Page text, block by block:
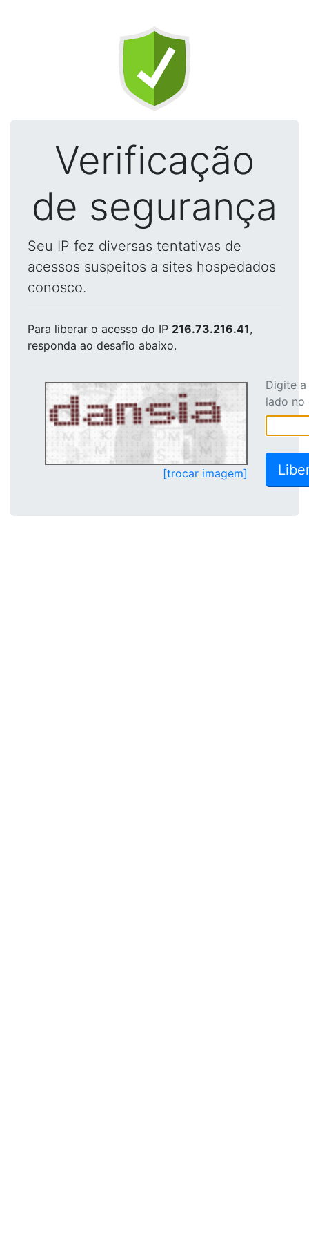
Verificação
de segurança
Seu IP fez diversas tentativas de
acessos suspeitos a sites hospedados
conosco.
Para liberar o acesso do IP 216.73.216.41,
responda ao desafio abaixo.
[trocar imagem]
Digite
lado no